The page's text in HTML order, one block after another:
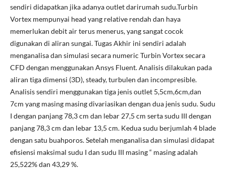
sendiri didapatkan jika adanya outlet darirumah sudu.Turbin
Vortex mempunyai head yang relative rendah dan haya
memerlukan debit air terus menerus, yang sangat cocok
digunakan di aliran sungai. Tugas Akhir ini sendiri adalah
menganalisa dan simulasi secara numeric Turbin Vortex secara
CFD dengan menggunakan Ansys Fluent. Analisis dilakukan pada
aliran tiga dimensi (3D), steady, turbulen dan incompresible.
Analisis sendiri menggunakan tiga jenis outlet 5,5cm,6cm,dan
7cm yang masing masing divariasikan dengan dua jenis sudu. Sudu
I dengan panjang 78,3 cm dan lebar 27,5 cm serta sudu III dengan
panjang 78,3 cm dan lebar 13,5 cm. Kedua sudu berjumlah 4 blade
dengan satu buahporos. Setelah menganalisa dan simulasi didapat
efisiensi maksimal sudu I dan sudu III masing “ masing adalah
25,522% dan 43,29 %.